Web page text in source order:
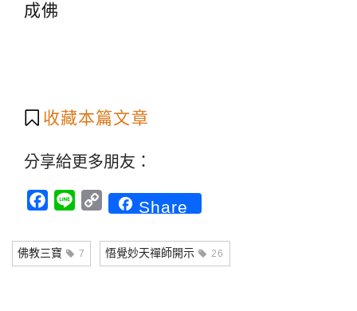
成佛
收藏本篇文章
分享給更多朋友：
Facebook
Line CopyShare
佛教三寶 7 悟覺妙天禪師開示 26